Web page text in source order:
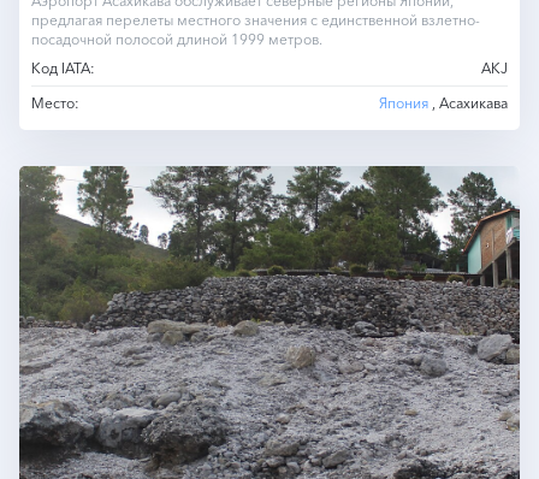
предлагая перелеты местного значения с единственной взлетно-
посадочной полосой длиной 1999 метров.
Код IATA:
AKJ
Место:
Япония , Асахикава